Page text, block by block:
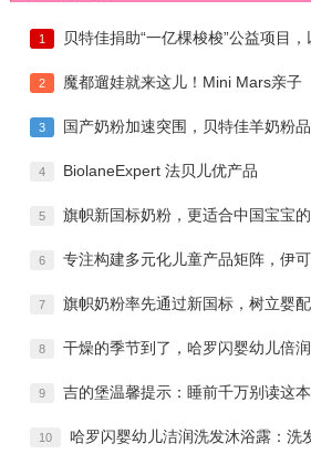
1 贝特佳捐助“一亿棵梭梭”公益项目
2 魔都遛娃就来这儿！Mini Mars亲子
3 国产奶粉加速突围，贝特佳羊奶粉
4 BiolaneExpert 法贝儿优产品
5 旗帜新国标奶粉，更适合中国宝宝
6 专注构建多元化儿童产品矩阵，伊
7 旗帜奶粉率先通过新国标，树立婴
8 干燥的季节到了，哈罗闪婴幼儿倍
9 吉的堡温馨提示：睡前千万别读这
10 哈罗闪婴幼儿洁润洗发沐浴露：洗